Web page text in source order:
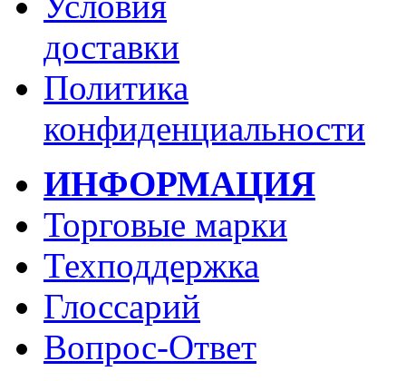
доставки
Политика
конфиденциальности
ИНФОРМАЦИЯ
Торговые марки
Техподдержка
Глоссарий
Вопрос-Ответ